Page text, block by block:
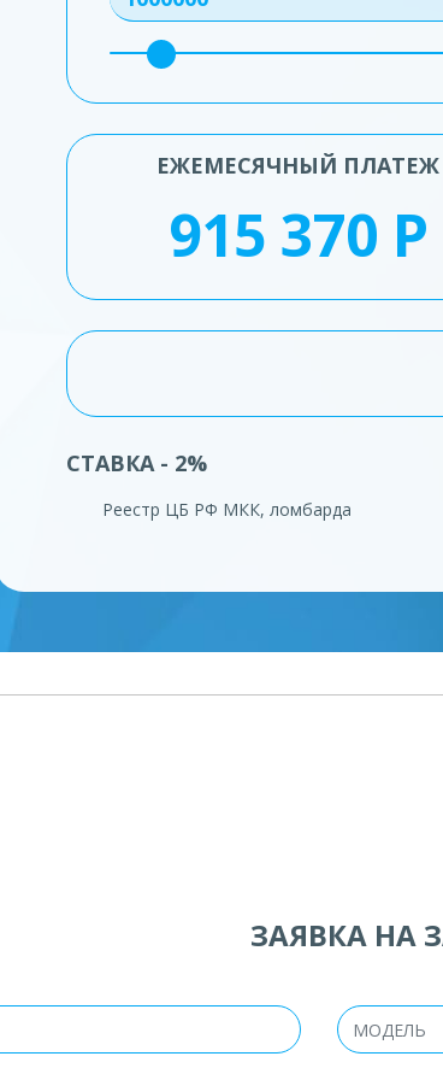
ЕЖЕМЕСЯЧНЫЙ ПЛАТЕЖ
СТАВКА - 2%
Реестр ЦБ РФ МКК, ломбарда
ЗАЯВКА НА